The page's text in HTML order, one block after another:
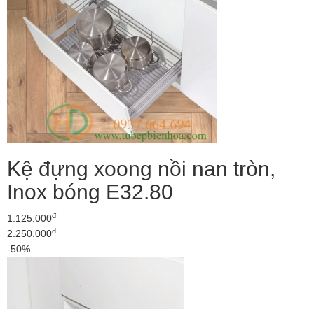
Kệ đựng xoong nồi nan tròn,
Inox bóng E32.80
1.125.000đ
2.250.000đ
-50%